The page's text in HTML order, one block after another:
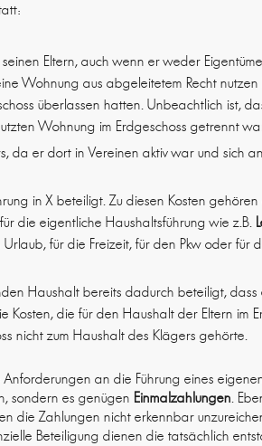
Eltern, auch wenn er weder
Wohnung aus abgeleitetem Recht
überlassen hatten. Unbeachtlich ist,
Wohnung im Erdgeschoss getrennt
da er dort in Vereinen aktiv war und sich
in X beteiligt. Zu diesen Kosten
die eigentliche Haushaltsführung wie z.B.
für die Freizeit, für den Pkw oder für
Haushalt bereits dadurch beteiligt, dass
die für den Haushalt der Eltern im
nicht zum Haushalt des Klägers gehörte.
an die Führung eines
sondern es genügen Einmalzahlungen.
die Zahlungen nicht erkennbar
Beteiligung dienen die tatsächlich